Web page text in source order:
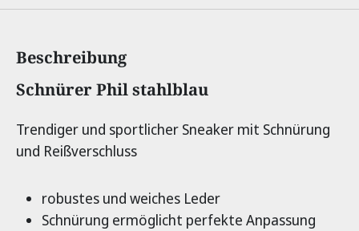
Beschreibung
Produktinformationen
Schnürer Phil stahlblau
Trendiger und sportlicher Sneaker mit Schnürung
und Reißverschluss
robustes und weiches Leder
Schnürung ermöglicht perfekte Anpassung